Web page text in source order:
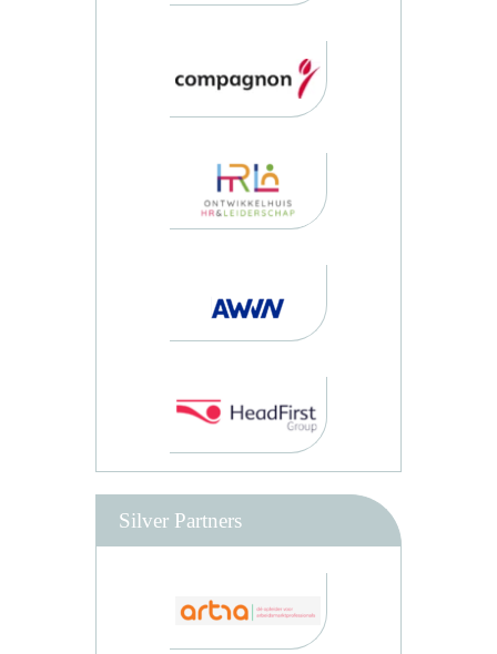
Silver Partners